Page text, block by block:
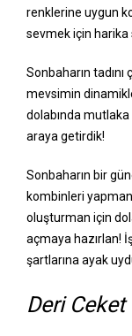
renklerine uygun
sevmek için harika
Sonbaharın tadını
mevsimin
dolabında mutlaka
araya getirdik!
Sonbaharın bir
kombinleri
oluşturman için
açmaya hazırlan!
şartlarına ayak
Deri Ceket